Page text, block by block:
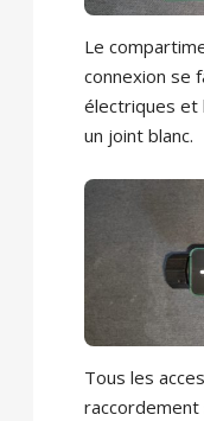
Le
connexion se
électriques et
un joint blanc.
Tous les